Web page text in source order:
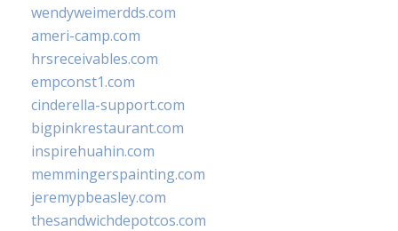
wendyweimerdds.com
ameri-camp.com
hrsreceivables.com
empconst1.com
cinderella-support.com
bigpinkrestaurant.com
inspirehuahin.com
memmingerspainting.com
jeremypbeasley.com
thesandwichdepotcos.com